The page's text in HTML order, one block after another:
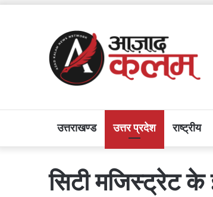
उत्तराखण्ड उत्तर प्रदेश राष्ट्रीय
सिटी मजिस्ट्रेट